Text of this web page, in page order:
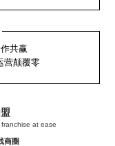
共赢
营颠覆零
at ease
商圈